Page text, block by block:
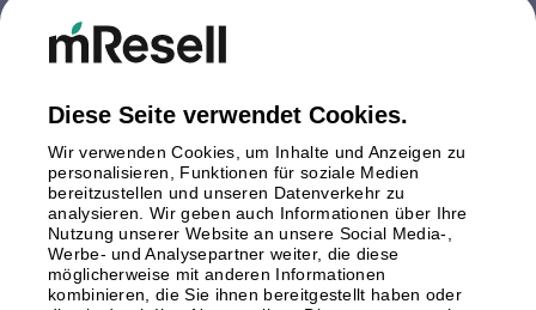
Deutschland
Italien
Polen
Schweden
Spanien
Österreich
Zahlungsmethoden
Diese Seite verwendet Cookies.
Wir verwenden Cookies, um Inhalte und Anzeigen zu
personalisieren, Funktionen für soziale Medien
bereitzustellen und unseren Datenverkehr zu
analysieren. Wir geben auch Informationen über Ihre
Nutzung unserer Website an unsere Social Media-,
Werbe- und Analysepartner weiter, die diese
möglicherweise mit anderen Informationen
kombinieren, die Sie ihnen bereitgestellt haben oder